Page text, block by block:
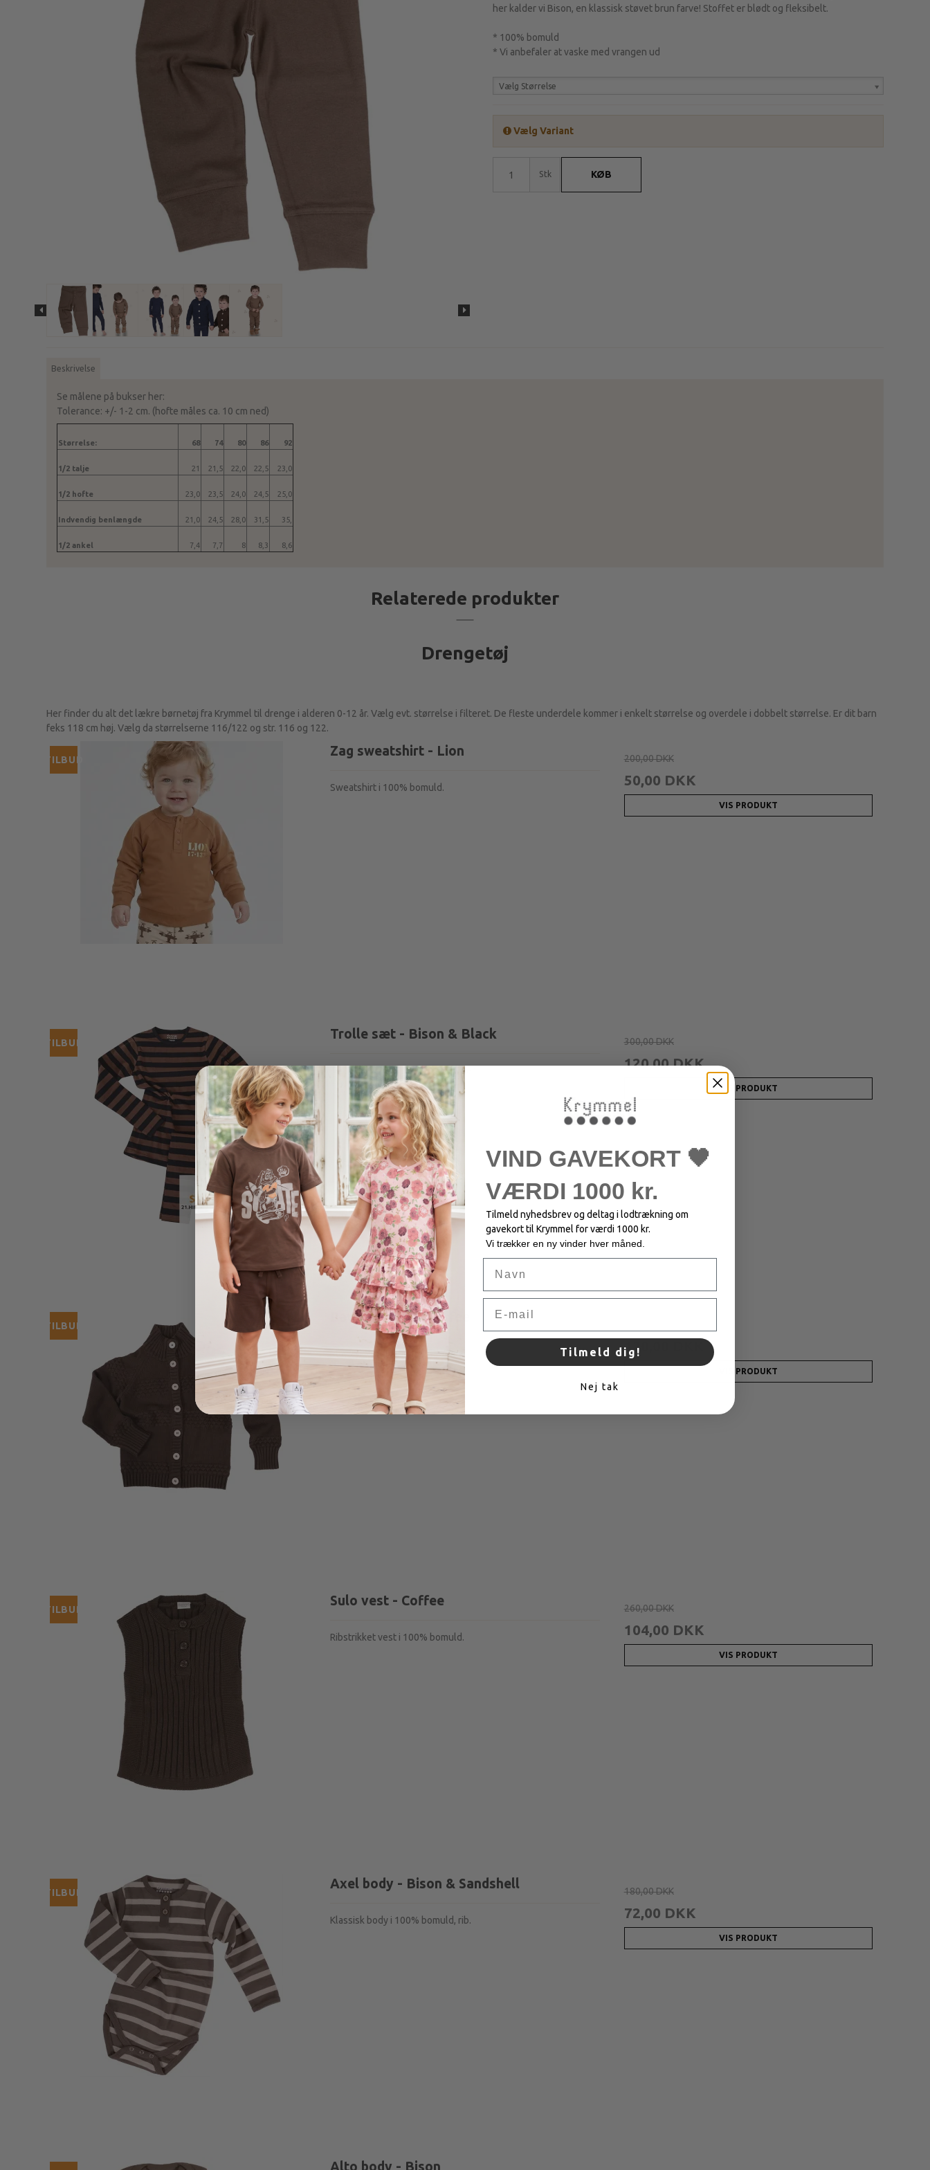
her kalder vi Bison, en klassisk støvet brun farve! Stoffet er blødt og fleksibelt.
* 100% bomuld
* Vi anbefaler at vaske med vrangen ud
Vælg Størrelse
Vælg Variant
Stk KØB
Beskrivelse
Se målene på bukser her:
Tolerance: +/- 1-2 cm. (hofte måles ca. 10 cm ned)
Størrelse: 68 74 80 86 92
1/2 talje 21 21,5 22,0 22,5 23,0
1/2 hofte 23,0 23,5 24,0 24,5 25,0
Indvendig benlængde 21,0 24,5 28,0 31,5 35,
1/2 ankel 7,4 7,7 8 8,3 8,6
Relaterede produkter
Drengetøj
Her finder du alt det lækre børnetøj fra Krymmel til drenge i alderen 0-12 år. Vælg evt. størrelse i filteret. De fleste underdele kommer i enkelt størrelse og overdele i dobbelt størrelse. Er dit barn
feks 118 cm høj. Vælg da størrelserne 116/122 og str. 116 og 122.
TILBUD
Zag sweatshirt - Lion
Sweatshirt i 100% bomuld.
200,00 DKK
50,00 DKK
VIS PRODUKT
TILBUD
Trolle sæt - Bison & Black
Jersey sæt med stretch og striber.
300,00 DKK
120,00 DKK
VIS PRODUKT
TILBUD
Paw cardigan - Coffee
Klassisk cardigan i 100% bomuld. 120,00 DKK
VIS PRODUKT
TILBUD
Sulo vest - Coffee
Ribstrikket vest i 100% bomuld.
260,00 DKK
104,00 DKK
VIS PRODUKT
TILBUD
Axel body - Bison & Sandshell
Klassisk body i 100% bomuld, rib.
180,00 DKK
72,00 DKK
VIS PRODUKT
Alto body - Bison
VIND GAVEKORT 🖤
VÆRDI 1000 kr.
Tilmeld nyhedsbrev og deltag i lodtrækning om
gavekort til Krymmel for værdi 1000 kr.
Vi trækker en ny vinder hver måned.
Tilmeld dig!
Nej tak